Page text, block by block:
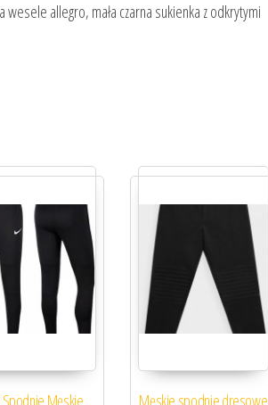
allegro, mała czarna sukienka z odkrytymi